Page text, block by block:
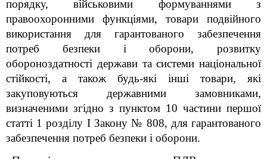
порядку, військовими формуваннями з
правоохоронними функціями, товари подвійного
використання для гарантованого забезпечення
потреб безпеки і оборони, розвитку
обороноздатності держави та системи національної
стійкості, а також будь-які інші товари, які
закуповуються державними замовниками,
визначеними згідно з пунктом 10 частини першої
статті 1 розділу I Закону № 808, для гарантованого
забезпечення потреб безпеки і оборони.